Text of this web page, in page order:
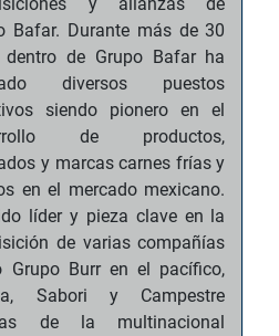
Bafar. Durante más de 30
dentro de Grupo Bafar ha
diversos puestos
siendo pionero en el
de productos,
y marcas carnes frías y
en el mercado mexicano.
líder y pieza clave en la
de varias compañías
Grupo Burr en el pacífico,
Sabori y Campestre
de la multinacional